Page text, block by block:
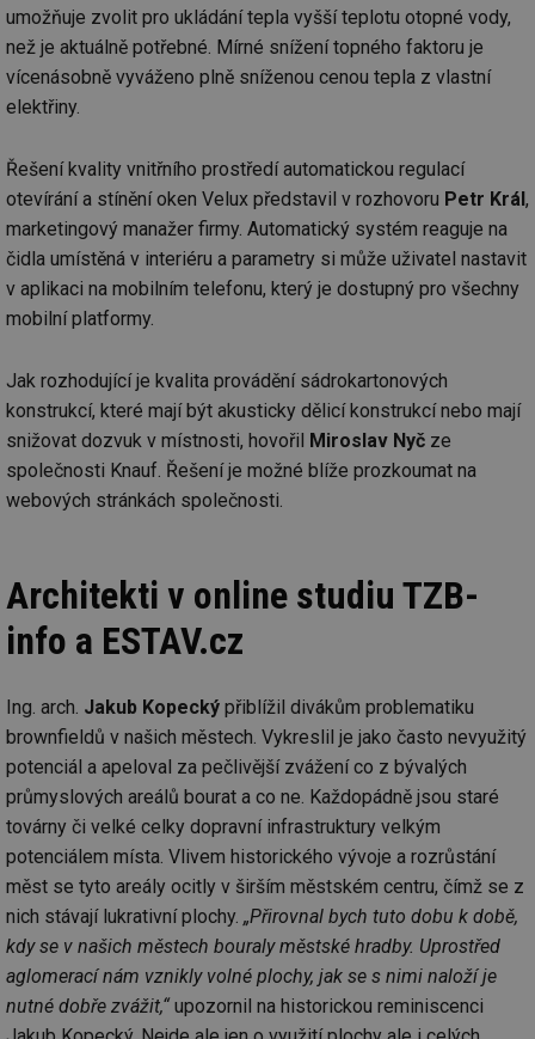
umožňuje zvolit pro ukládání tepla vyšší teplotu otopné vody,
než je aktuálně potřebné. Mírné snížení topného faktoru je
vícenásobně vyváženo plně sníženou cenou tepla z vlastní
elektřiny.
Řešení kvality vnitřního prostředí automatickou regulací
otevírání a stínění oken Velux představil v rozhovoru Petr Král,
marketingový manažer firmy. Automatický systém reaguje na
čidla umístěná v interiéru a parametry si může uživatel nastavit
v aplikaci na mobilním telefonu, který je dostupný pro všechny
mobilní platformy.
Jak rozhodující je kvalita provádění sádrokartonových
konstrukcí, které mají být akusticky dělicí konstrukcí nebo mají
snižovat dozvuk v místnosti, hovořil
Miroslav Nyč ze
společnosti Knauf. Řešení je možné blíže prozkoumat na
webových stránkách společnosti.
Architekti v online studiu TZB-
info a ESTAV.cz
Ing. arch. Jakub Kopecký přiblížil divákům problematiku
brownfieldů v našich městech. Vykreslil je jako často nevyužitý
potenciál a apeloval za pečlivější zvážení co z bývalých
průmyslových areálů bourat a co ne. Každopádně jsou staré
továrny či velké celky dopravní infrastruktury velkým
potenciálem místa. Vlivem historického vývoje a rozrůstání
měst se tyto areály ocitly v širším městském centru, čímž se z
nich stávají lukrativní plochy. „Přirovnal bych tuto dobu k době,
kdy se v našich městech bouraly městské hradby. Uprostřed
aglomerací nám vznikly volné plochy, jak se s nimi naloží je
nutné dobře zvážit,“ upozornil na historickou reminiscenci